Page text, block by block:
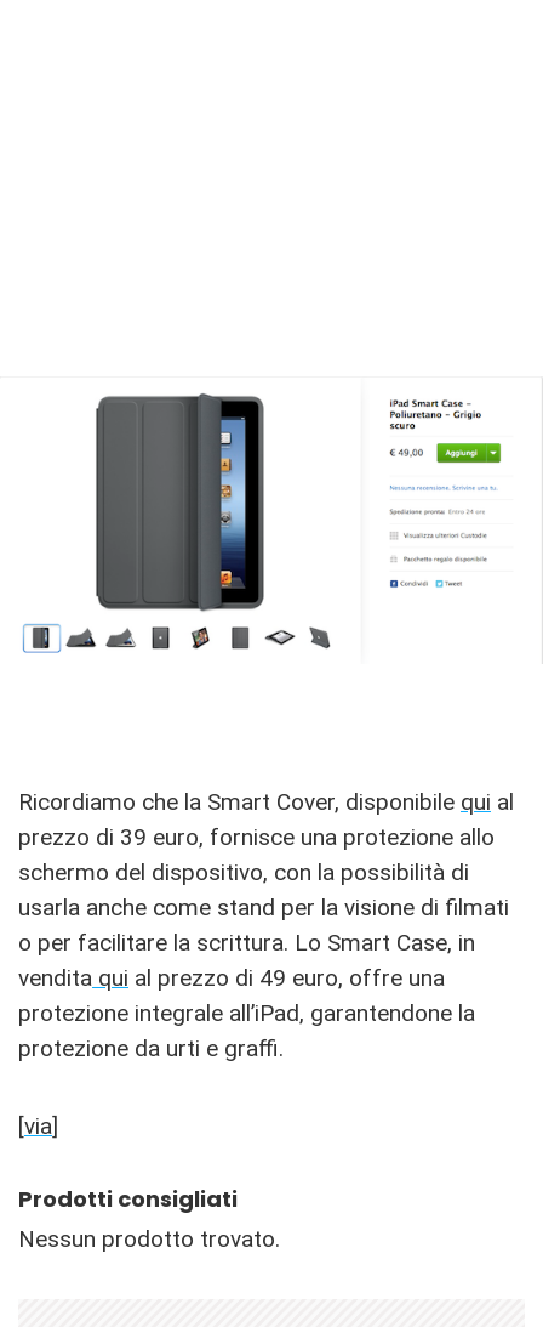
Ricordiamo che la Smart Cover, disponibile qui al
prezzo di 39 euro, fornisce una protezione allo
schermo del dispositivo, con la possibilità di
usarla anche come stand per la visione di filmati
o per facilitare la scrittura. Lo Smart Case, in
vendita qui al prezzo di 49 euro, offre una
protezione integrale all’iPad, garantendone la
protezione da urti e graffi.
[via]
Prodotti consigliati
Nessun prodotto trovato.